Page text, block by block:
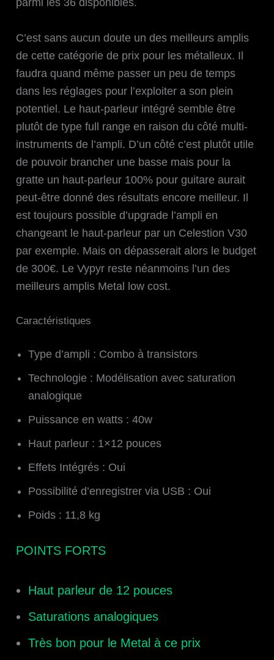
C’est sans aucun doute un des meilleurs amplis
de cette catégorie de prix pour les métalleux. Il
faudra quand même passer un peu de temps
dans les réglages pour l’exploiter a son plein
potentiel. Le haut-parleur intégré semble être
plutôt de type full range en raison du côté multi-
instruments de l’ampli. D’un côté c’est plutôt utile
de pouvoir brancher une basse mais pour la
gratte un haut-parleur 100% pour guitare aurait
peut-être donné des résultats encore meilleur. Il
est toujours possible d’upgrade l’ampli en
changeant le haut-parleur par un Celestion V30
par exemple. Mais on dépasserait alors le budget
de 300€. Le Vypyr reste néanmoins l’un des
meilleurs amplis Metal low cost.
Caractéristiques
Type d’ampli : Combo à transistors
Technologie : Modélisation avec saturation
analogique
Puissance en watts : 40w
Haut parleur : 1×12 pouces
Effets Intégrés : Oui
Possibilité d’enregistrer via USB : Oui
Poids : 11,8 kg
POINTS FORTS
Haut parleur de 12 pouces
Saturations analogiques
Très bon pour le Metal à ce prix